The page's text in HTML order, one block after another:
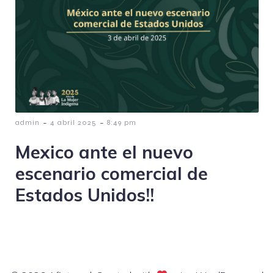
admin - 4 abril 2025 - 8:49 pm
Mexico ante el nuevo
escenario comercial de
Estados Unidos!!